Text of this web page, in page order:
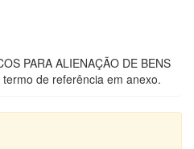
PARA ALIENAÇÃO DE BENS
termo de referência em anexo.